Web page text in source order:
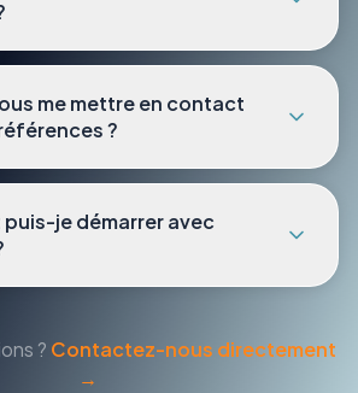
me mettre en contact
?
je démarrer avec
? Contactez-nous directement
→